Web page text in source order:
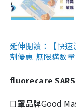
延伸閱讀：【快
劑優惠 無限購數
fluorecare
口罩品牌Good